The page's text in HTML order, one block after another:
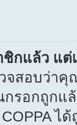
กแล้ว แต่
จสอบว่าคุ
รอกถูกแล้
ไ